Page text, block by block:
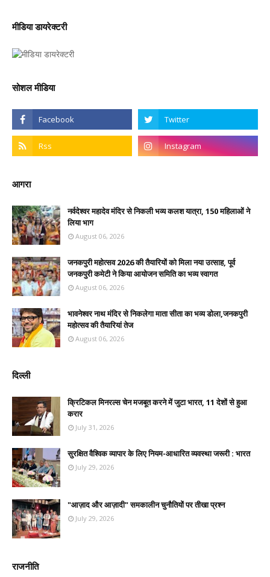
मीडिया डायरेक्टरी
सोशल मीडिया
आगरा
नर्वदेश्वर महादेव मंदिर से निकली भव्य कलश यात्रा, 150 महिलाओं ने
लिया भाग
August 06, 2026
जनकपुरी महोत्सव 2026 की तैयारियों को मिला नया उत्साह, पूर्व
जनकपुरी कमेटी ने किया आयोजन समिति का भव्य स्वागत
August 06, 2026
भावनेश्वर नाथ मंदिर से निकलेगा माता सीता का भव्य डोला,जनकपुरी
महोत्सव की तैयारियां तेज
August 06, 2026
दिल्ली
क्रिटिकल मिनरल्स चेन मजबूत करने में जुटा भारत, 11 देशों से हुआ
करार
July 31, 2026
सुरक्षित वैश्विक व्यापार के लिए नियम-आधारित व्यवस्था जरूरी : भारत
July 29, 2026
"आज़ाद और आज़ादी" समकालीन चुनौतियों पर तीखा प्रश्न
July 29, 2026
राजनीति